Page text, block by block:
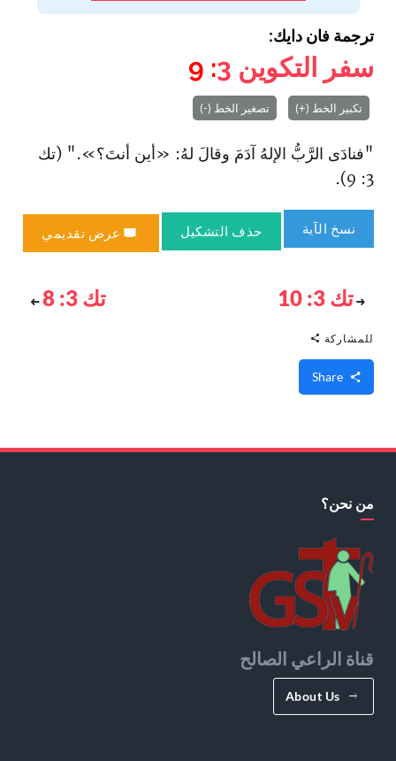
ترجمة فان دايك:
سفر التكوين 3
: 9
تكبير الخط (+) تصغير الخط (-)
"فنادَى الرَّبُّ الإلهُ آدَمَ وقالَ لهُ: «أين أنتَ؟»." (تك
3: 9).
نسخ الآية حذف التشكيل عرض تقديمي
تك 3: 10 تك 3: 8
للمشاركة
من نحن؟
قناة الراعي الصالح
About Us